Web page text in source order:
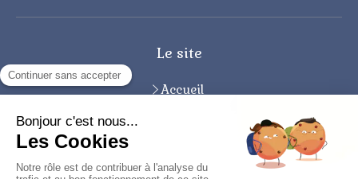
Le site
Accueil